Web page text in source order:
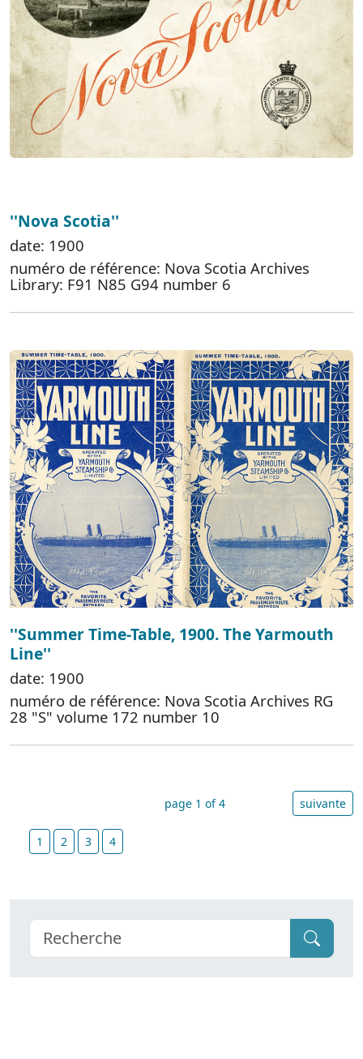
''Nova Scotia''
date: 1900
numéro de référence: Nova Scotia Archives
Library: F91 N85 G94 number 6
''Summer Time-Table, 1900. The Yarmouth
Line''
date: 1900
numéro de référence: Nova Scotia Archives RG
28 "S" volume 172 number 10
page 1 of 4 suivante
1 2 3 4